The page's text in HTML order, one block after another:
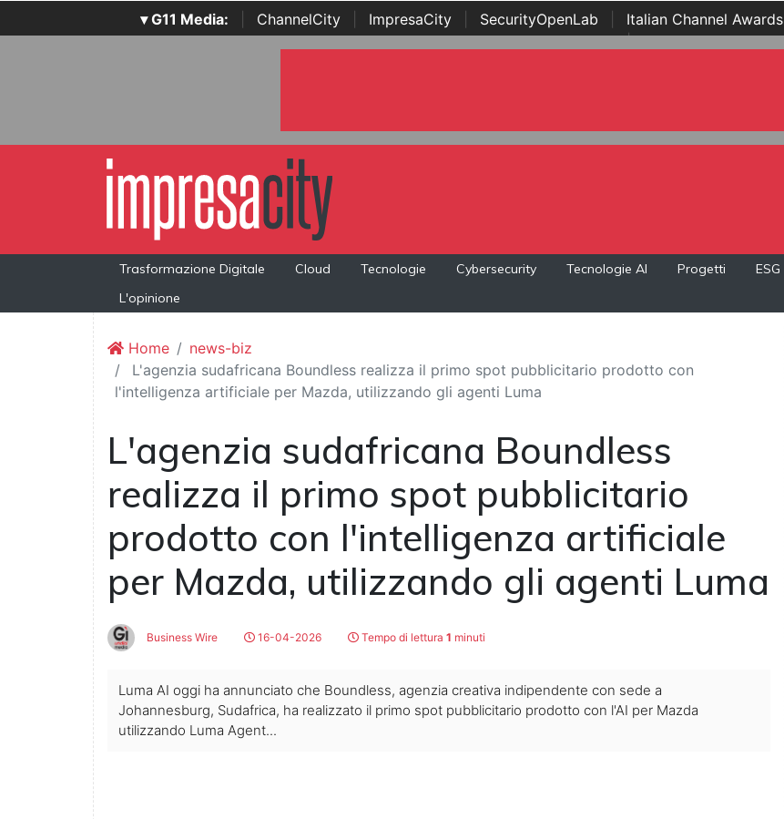
▾ G11 Media: ChannelCity ImpresaCity SecurityOpenLab Italian Channel Awards
Awards | ...
Trasformazione Digitale Cloud Tecnologie Cybersecurity Tecnologie AI Progetti ESG
L'opinione
Home
news-biz
L'agenzia sudafricana Boundless realizza il primo spot pubblicitario prodotto con
l'intelligenza artificiale per Mazda, utilizzando gli agenti Luma
L'agenzia sudafricana Boundless
realizza il primo spot pubblicitario
prodotto con l'intelligenza artificiale
per Mazda, utilizzando gli agenti Luma
Business Wire 16-04-2026 Tempo di lettura 1 minuti
Luma AI oggi ha annunciato che Boundless, agenzia creativa indipendente con sede a
Johannesburg, Sudafrica, ha realizzato il primo spot pubblicitario prodotto con l'AI per Mazda
utilizzando Luma Agent...